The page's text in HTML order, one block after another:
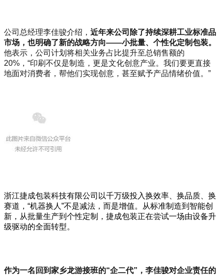
公司总经理李佳骏介绍， 近年来公司除了持续深耕工业标准品
市场，也明确了新的战略方向——小批量、个性化定制包装。
他表示，公司计划将相关业务占比提升至总销售额的
20%，“印刷不仅是制造，更是文化创意产业。我们要更直接
地面对消费者，帮他们实现创意，甚至赋予产品情绪价值。”
浙江捷成包装科技有限公司以千万级投入换效率、换品质、换
赛道，“机器换人”不是减法，而是增值。从标准制造到智能创
新，从批量生产到个性定制，捷成包装正在尝试一场由设备升
级驱动的全面转型。
作为一名回到家乡龙游接班的“企二代”，李佳骏对企业责任的